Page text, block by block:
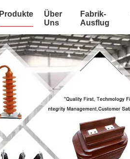
Produkte
Über
Uns
Fabrik-
Ausflug